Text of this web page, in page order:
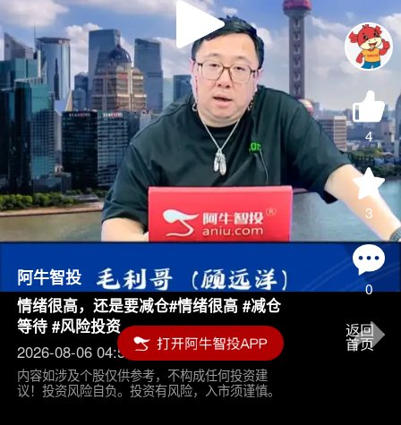
Play
Video
4
3
0
阿牛智投
情绪很高，还是要减仓#情绪很高 #减仓
等待 #风险投资
2026-08-06 04:55
内容如涉及个股仅供参考，不构成任何投资建
议！投资风险自负。投资有风险，入市须谨慎。